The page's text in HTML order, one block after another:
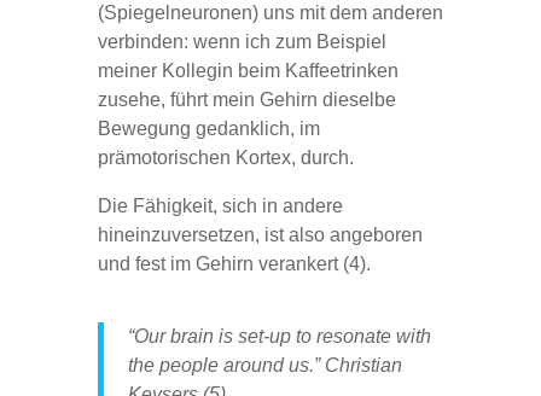
(Spiegelneuronen) uns mit dem anderen
verbinden: wenn ich zum Beispiel
meiner Kollegin beim Kaffeetrinken
zusehe, führt mein Gehirn dieselbe
Bewegung gedanklich, im
prämotorischen Kortex, durch.
Die Fähigkeit, sich in andere
hineinzuversetzen, ist also angeboren
und fest im Gehirn verankert (4).
“Our brain is set-up to resonate with
the people around us.” Christian